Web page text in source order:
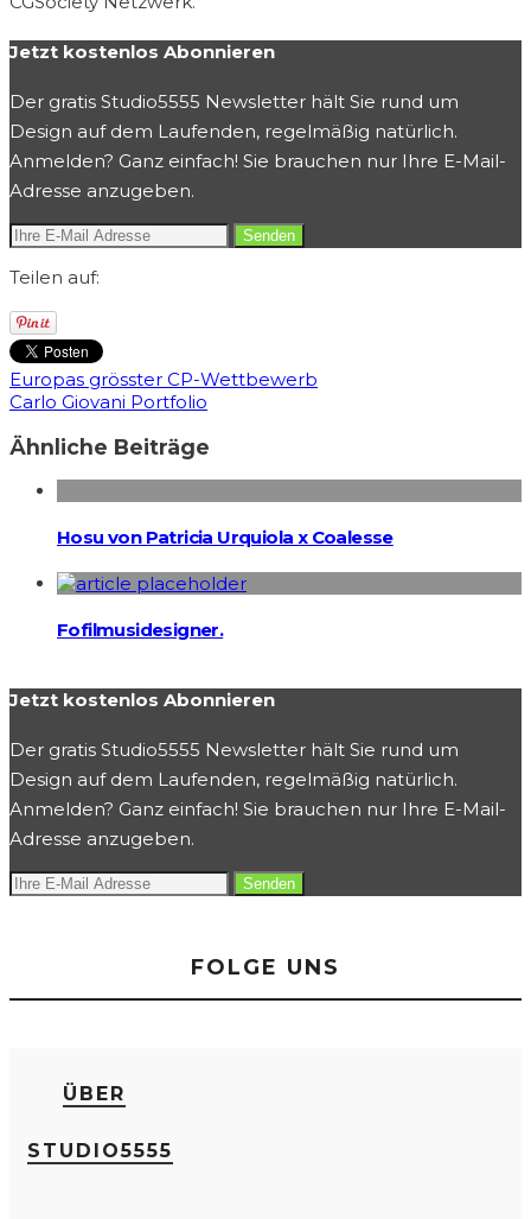
Jetzt kostenlos Abonnieren
Der gratis Studio5555 Newsletter hält Sie rund um
Design auf dem Laufenden, regelmäßig natürlich.
Anmelden? Ganz einfach! Sie brauchen nur Ihre E-Mail-
Adresse anzugeben.
Teilen auf:
Europas grösster CP-Wettbewerb
Carlo Giovani Portfolio
Ähnliche Beiträge
Hosu von Patricia Urquiola x Coalesse
Fofilmusidesigner.
Jetzt kostenlos Abonnieren
Der gratis Studio5555 Newsletter hält Sie rund um
Design auf dem Laufenden, regelmäßig natürlich.
Anmelden? Ganz einfach! Sie brauchen nur Ihre E-Mail-
Adresse anzugeben.
FOLGE UNS
ÜBER
STUDIO5555